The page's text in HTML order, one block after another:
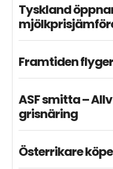
Tyskland
Framtiden
ASF smitta –
grisnäring
Österrikare